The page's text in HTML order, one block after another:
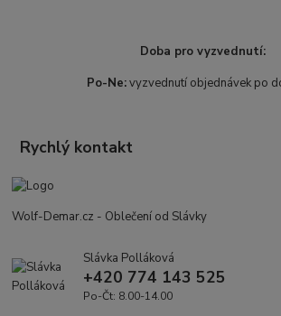
Doba pro vyzvednutí:
Po-Ne:vyzvednutí objednávek po
Rychlý kontakt
Wolf-Demar.cz - Oblečení od Slávky
Slávka Polláková
+420 774 143 525
Po-Čt: 8.00-14.00